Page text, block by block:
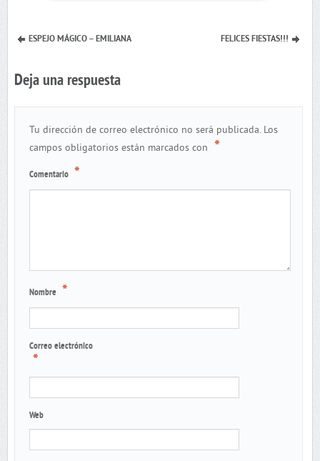
ESPEJO MÁGICO – EMILIANA FELICES FIESTAS!!!
Deja una respuesta
Tu dirección de correo electrónico no será publicada. Los
campos obligatorios están marcados con *
Comentario *
Nombre *
Correo electrónico
*
Web